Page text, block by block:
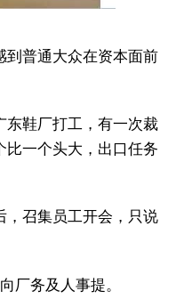
到普通大众在资本面前
东鞋厂打工，有一次裁
比一个头大，出口任务
，召集员工开会，只说
厂务及人事提。